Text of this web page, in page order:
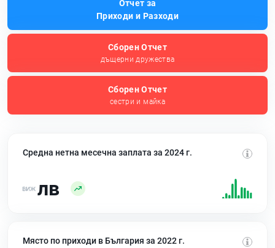
Отчет за
Приходи и Разходи
Сборен Отчет
дъщерни дружества
Сборен Отчет
сестри и майка
Средна нетна месечна заплата за 2024 г.
лв
Място по приходи в България за 2022 г.